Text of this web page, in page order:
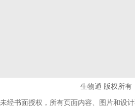
生物通 版权所有
未经书面授权，所有页面内容、图片和设